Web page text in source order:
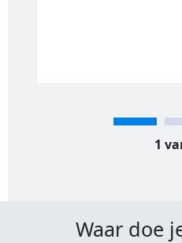
1
Waar doe